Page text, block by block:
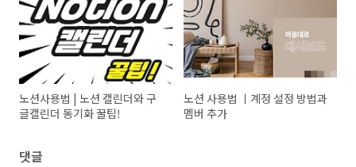
노션사용법 | 노션 캘린더와 구
글캘린더 동기화 꿀팁!
노션 사용법 ㅣ계정 설정 방법과
멤버 추가
댓글